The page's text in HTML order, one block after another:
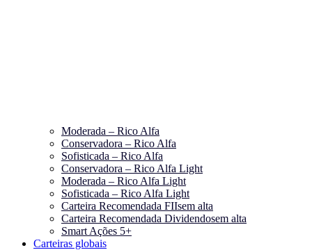
Moderada – Rico Alfa
Conservadora – Rico Alfa
Sofisticada – Rico Alfa
Conservadora – Rico Alfa Light
Moderada – Rico Alfa Light
Sofisticada – Rico Alfa Light
Carteira Recomendada FIIsem alta
Carteira Recomendada Dividendosem alta
Smart Ações 5+
Carteiras globais